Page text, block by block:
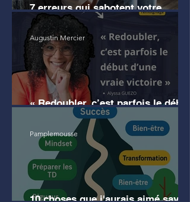
7 erreurs qui sabotent votre
motivation en droit
« Redoubler, c’est parfois le début
d’une vraie victoire » (témoignage)
Augustin Mercier
10 choses que j'aurais aimé savoir
Pamplemousse